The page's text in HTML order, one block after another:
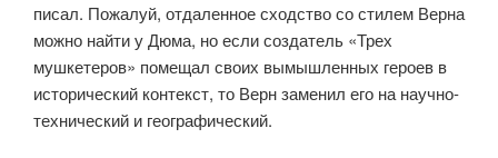
писал. Пожалуй, отдаленное сходство со стилем Верна
можно найти у Дюма, но если создатель «Трех
мушкетеров» помещал своих вымышленных героев в
исторический контекст, то Верн заменил его на научно-
технический и географический.